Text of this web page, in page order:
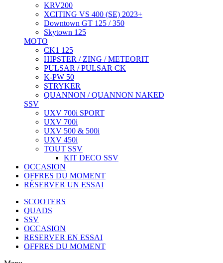
KRV200
XCITING VS 400 (SE) 2023+
Downtown GT 125 / 350
Skytown 125
MOTO
CK1 125
HIPSTER / ZING / METEORIT
PULSAR / PULSAR CK
K-PW 50
STRYKER
QUANNON / QUANNON NAKED
SSV
UXV 700i SPORT
UXV 700i
UXV 500 & 500i
UXV 450i
TOUT SSV
KIT DECO SSV
OCCASION
OFFRES DU MOMENT
RÉSERVER UN ESSAI
SCOOTERS
QUADS
SSV
OCCASION
RESERVER EN ESSAI
OFFRES DU MOMENT